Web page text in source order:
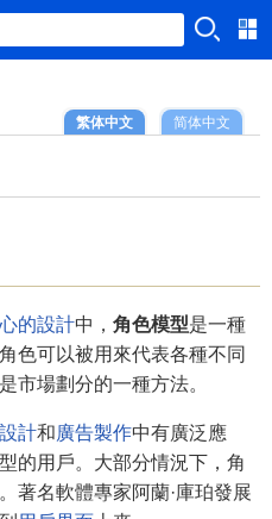
简体中文
繁体中文
的設計中， 角色模型是一種
色可以被用來代表各種不同
市場劃分的一種方法。
計和廣告製作中有廣泛應
的用戶。大部分情況下，角
著名軟體專家阿蘭·庫珀發展